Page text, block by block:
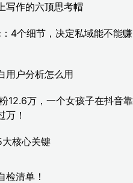
写作的六顶思考帽
4个细节，决定私域能不能赚
用户分析怎么用
12.6万，一个女孩子在抖音靠
万！
核心关键
检清单！